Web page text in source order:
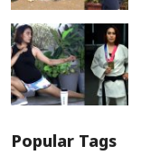
Popular Tags